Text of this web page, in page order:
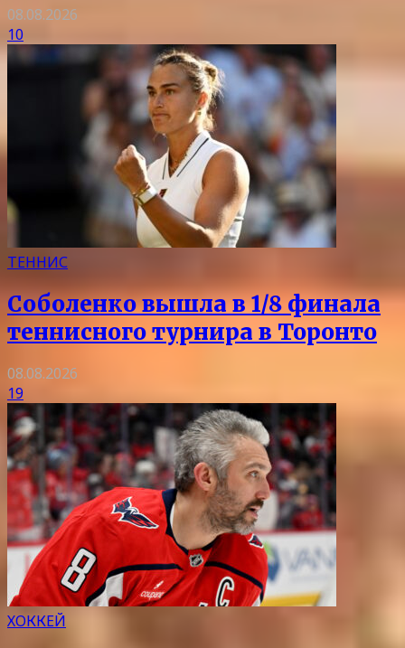
08.08.2026
10
ТЕННИС
Соболенко вышла в 1/8 финала
теннисного турнира в Торонто
08.08.2026
19
ХОККЕЙ